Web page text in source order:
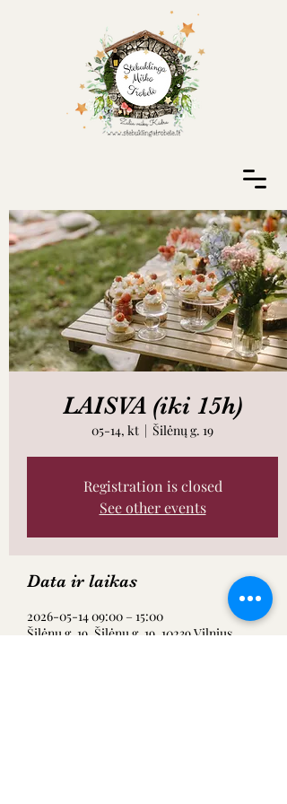
LAISVA (iki 15h)
05-14, kt
  |
Šilėnų g. 19
Registration is closed
See other events
Data ir laikas
2026-05-14 09:00 – 15:00
Šilėnų g. 19, Šilėnų g. 19, 10239 Vilnius,